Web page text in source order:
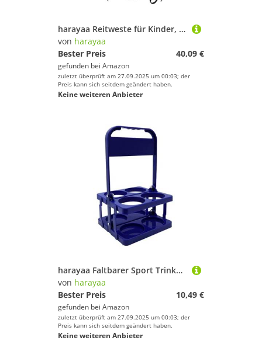
harayaa Reitweste für Kinder, Jungen und Mädchen (schwarz), Xs
von harayaa
Bester Preis
40,09 €
gefunden bei Amazon
zuletzt überprüft am 27.09.2025 um 00:03; der
Preis kann sich seitdem geändert haben.
Keine weiteren Anbieter
harayaa Faltbarer Sport Trinkflaschenhalter, Fassungsvermögen für 4 Flaschen, Trinkflaschenträger für Mannschaftssportarten, Blau
von harayaa
Bester Preis
10,49 €
gefunden bei Amazon
zuletzt überprüft am 27.09.2025 um 00:03; der
Preis kann sich seitdem geändert haben.
Keine weiteren Anbieter